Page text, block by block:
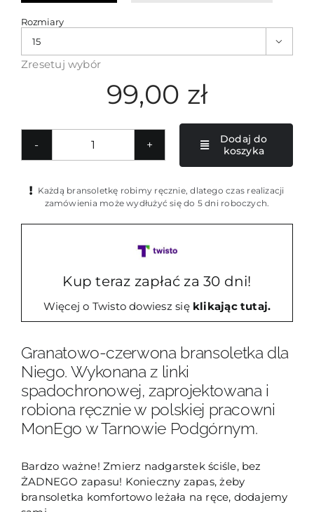
Rozmiary

Zresetuj wybór
99,00 zł
ilość
czerwona
bransoletka
Dodaj do
koszyka
Każdą bransoletkę robimy ręcznie, dlatego czas realizacji
zamówienia może wydłużyć się do 5 dni roboczych.
Kup teraz zapłać za 30 dni!
Więcej o Twisto dowiesz się klikając tutaj.
Granatowo-czerwona bransoletka dla
Niego. Wykonana z linki
spadochronowej, zaprojektowana i
robiona ręcznie w polskiej pracowni
MonEgo w Tarnowie Podgórnym.
Bardzo ważne! Zmierz nadgarstek ściśle, bez
ŻADNEGO zapasu! Konieczny zapas, żeby
bransoletka komfortowo leżała na ręce, dodajemy